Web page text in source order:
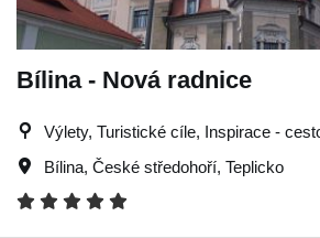
Bílina - Nová radnice
Výlety, Turistické cíle, Inspirace -
Bílina, České středohoří, Teplicko